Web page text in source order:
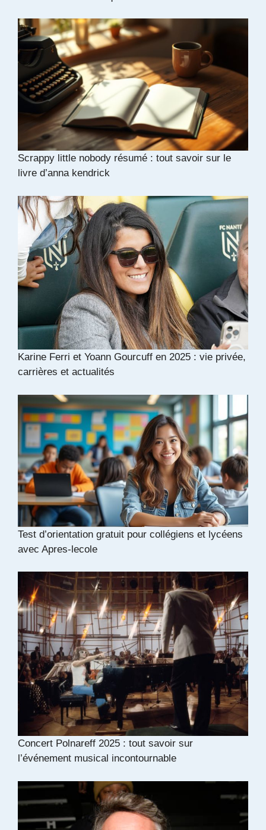
Scrappy little nobody résumé : tout savoir sur le
livre d’anna kendrick
Karine Ferri et Yoann Gourcuff en 2025 : vie privée,
carrières et actualités
Test d’orientation gratuit pour collégiens et lycéens
avec Apres-lecole
Concert Polnareff 2025 : tout savoir sur
l’événement musical incontournable